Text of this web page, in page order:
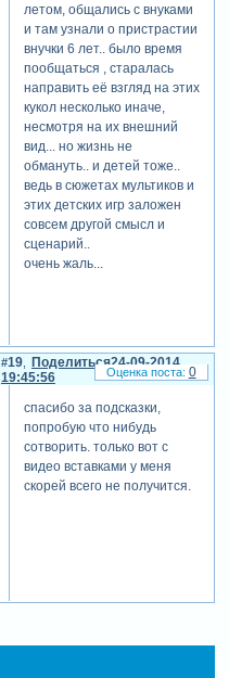
летом, общались с внуками
и там узнали о пристрастии
внучки 6 лет.. было время
пообщаться , старалась
направить её взгляд на этих
кукол несколько иначе,
несмотря на их внешний
вид... но жизнь не
обмануть.. и детей тоже..
ведь в сюжетах мультиков и
этих детских игр заложен
совсем другой смысл и
сценарий..
очень жаль...
uzhankaира! мне кажется,
малышевой одна проблема
прогнали... полная дрянь...
а еще говорят, что в сибири
люди хорошие... как везде, и
как все- везде хватает
всяких... и она не
Поделиться
19
24-09-2014
19:45:56
спасибо за подсказки,
попробую что нибудь
сотворить. только вот с
видео вставками у меня
скорей всего не получится.
0